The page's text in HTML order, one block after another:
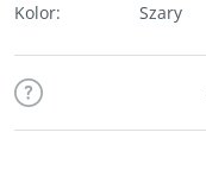
Kolor: Szary